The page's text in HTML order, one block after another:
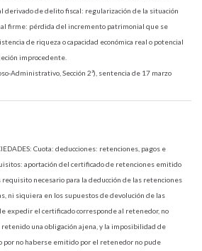
derivado de delito fiscal: regularización de la situación
firme: pérdida del incremento patrimonial que se
de riqueza o capacidad económica real o potencial
improcedente.
Administrativo, Sección 2ª), sentencia de 17 marzo
Cuota: deducciones: retenciones, pagos e
aportación del certificado de retenciones emitido
necesario para la deducción de las retenciones
ni siquiera en los supuestos de devolución de las
expedir el certificado corresponde al retenedor, no
una obligación ajena, y la imposibilidad de
por no haberse emitido por el retenedor no pude